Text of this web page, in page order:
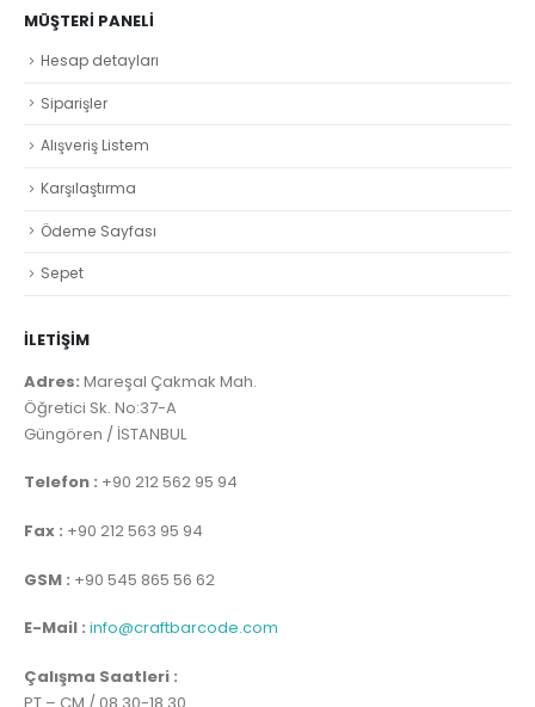
MÜŞTERI PANELI
Hesap detayları
Siparişler
Alışveriş Listem
Karşılaştırma
Ödeme Sayfası
Sepet
İLETİŞİM
Adres: Mareşal Çakmak Mah.
Öğretici Sk. No:37-A
Güngören / İSTANBUL
Telefon : +90 212 562 95 94
Fax : +90 212 563 95 94
GSM : +90 545 865 56 62
E-Mail : info@craftbarcode.com
Çalışma Saatleri :
PT – CM / 08.30-18.30